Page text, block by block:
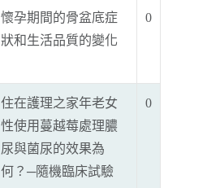
懷孕期間的骨盆底症
狀和生活品質的變化
0
住在護理之家年老女
性使用蔓越莓處理膿
尿與菌尿的效果為
何？─隨機臨床試驗
0